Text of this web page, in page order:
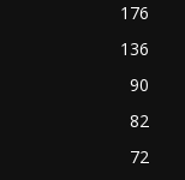
176
136
90
82
72